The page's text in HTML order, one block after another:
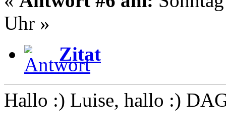
Uhr »
Zitat
Hallo :) Luise, hallo :)